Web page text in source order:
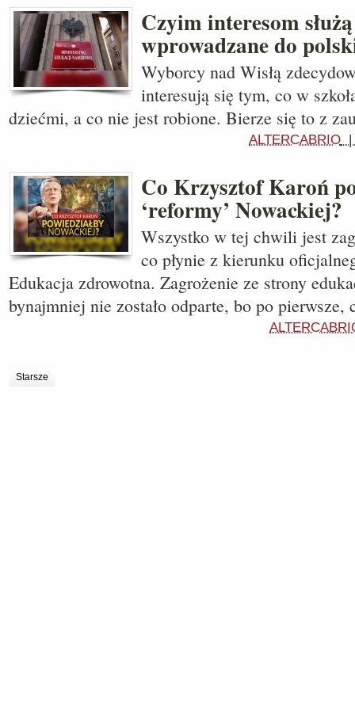
Czyim interesom
wprowadzane do
Wyborcy nad Wisłą
interesują się tym, co w
dziećmi, a co nie jest robione. Bierze się to z
ALTERCABRIO
Co Krzysztof Karoń
‘reformy’ Nowackiej?
Wszystko w tej chwili jest
co płynie z kierunku
Edukacja zdrowotna. Zagrożenie ze strony
bynajmniej nie zostało odparte, bo po
Starsze